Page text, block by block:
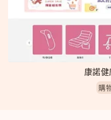
康諾
購